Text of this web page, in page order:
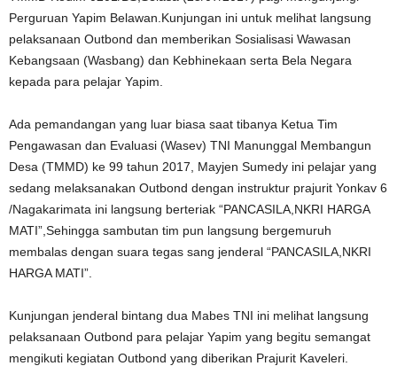
Perguruan Yapim Belawan.Kunjungan ini untuk melihat langsung
pelaksanaan Outbond dan memberikan Sosialisasi Wawasan
Kebangsaan (Wasbang) dan Kebhinekaan serta Bela Negara
kepada para pelajar Yapim.
Ada pemandangan yang luar biasa saat tibanya Ketua Tim
Pengawasan dan Evaluasi (Wasev) TNI Manunggal Membangun
Desa (TMMD) ke 99 tahun 2017, Mayjen Sumedy ini pelajar yang
sedang melaksanakan Outbond dengan instruktur prajurit Yonkav 6
/Nagakarimata ini langsung berteriak “PANCASILA,NKRI HARGA
MATI”,Sehingga sambutan tim pun langsung bergemuruh
membalas dengan suara tegas sang jenderal “PANCASILA,NKRI
HARGA MATI”.
Kunjungan jenderal bintang dua Mabes TNI ini melihat langsung
pelaksanaan Outbond para pelajar Yapim yang begitu semangat
mengikuti kegiatan Outbond yang diberikan Prajurit Kaveleri.